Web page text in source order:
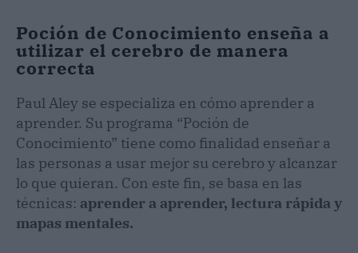
Poción de Conocimiento enseña a
utilizar el cerebro de manera
correcta
Paul Aley se especializa en cómo aprender a
aprender. Su programa “Poción de
Conocimiento” tiene como finalidad enseñar a
las personas a usar mejor su cerebro y alcanzar
lo que quieran. Con este fin, se basa en las
técnicas: aprender a aprender, lectura rápida y
mapas mentales.